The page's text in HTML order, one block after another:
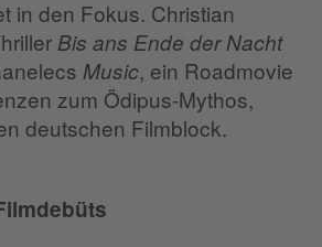
in den Fokus. Christian
Bis ans Ende der Nacht
Music, ein Roadmovie
zum Ödipus-Mythos,
deutschen Filmblock.